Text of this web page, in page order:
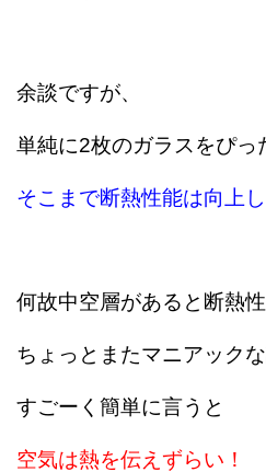
余談ですが、
単純に2枚のガラスをぴっ
そこまで断熱性能は向上し
何故中空層があると断熱
ちょっとまたマニアック
すごーく簡単に言うと
空気は熱を伝えずらい！